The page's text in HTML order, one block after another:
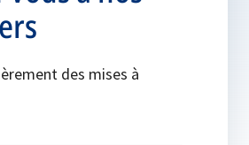
des mises à